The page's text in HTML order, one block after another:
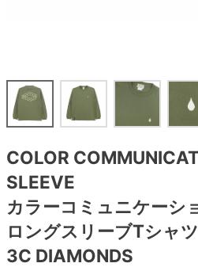
COLOR
SLEEVE
カラーコミュニケーシ
ロングスリーブTシャツ
3C DIAMONDS
8.4inch
8.5inch
8.6inch
8.7inch
8.5inch
8.6inch
8.7inch
8.8inch
64mm
65mm
70mm
72mm
練習用アイテム（初心者にお
スケートケース・バッグ
メディア（雑誌・DVD・CD）
27.5cm
28cm
28.5cm
29cm
キャップ
ソックス
アンダーウエア
サイズの測り方